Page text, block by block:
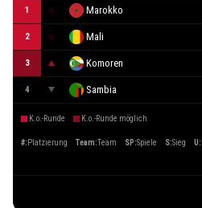
1 Marokko
2 Mali
3 Komoren
4 Sambia
K.o.-Runde K.o.-Runde möglich
#: Platzierung Team:Team SP:Spiele S:Sieg U: